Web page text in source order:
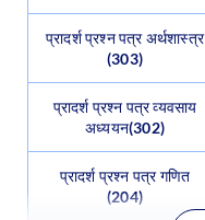
प्रादर्श प्रश्न पत्र अर्थशास्त्र
(303)
प्रादर्श प्रश्न पत्र व्यवसाय
अध्ययन(302)
प्रादर्श प्रश्न पत्र गणित
(204)